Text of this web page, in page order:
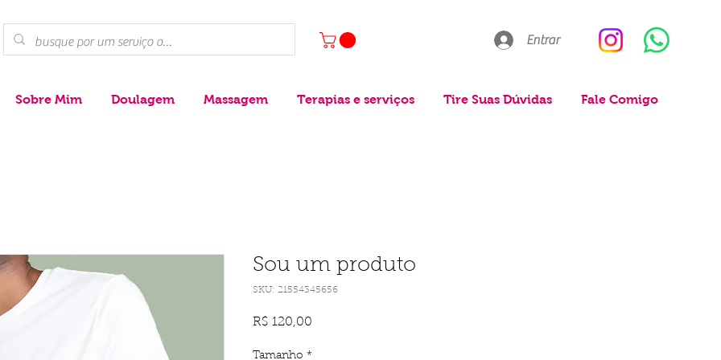
Entrar
Sobre Mim Doulagem Massagem Terapias e serviços Tire Suas Dúvidas Fale Comigo
Sou um produto
SKU: 21554345656
R$ 120,00
Tamanho *